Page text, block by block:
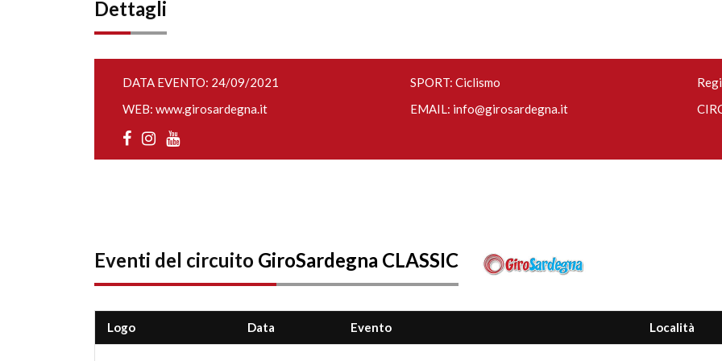
Dettagli
DATA EVENTO: 24/09/2021 SPORT: Ciclismo
WEB: www.girosardegna.it EMAIL: info@girosardegna.it
Eventi del circuito GiroSardegna CLASSIC
Logo Data Evento Località